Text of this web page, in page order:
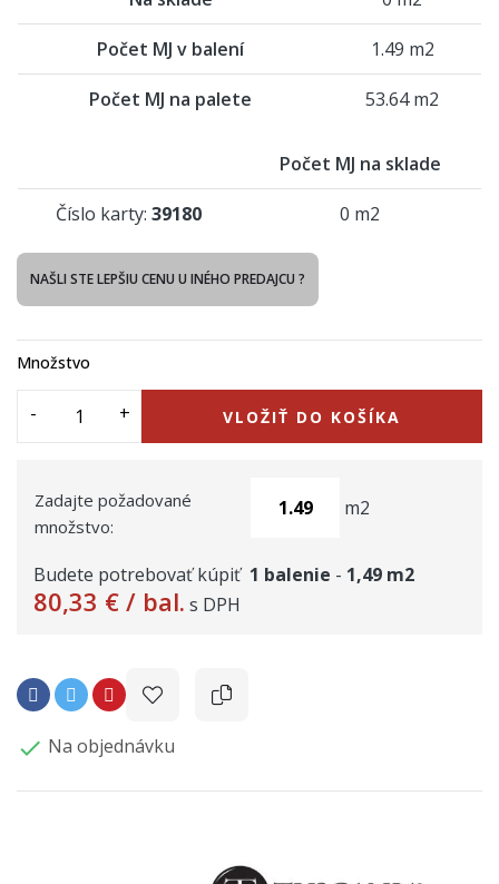
Počet MJ v balení 1.49 m2
Počet MJ na palete 53.64 m2
Počet MJ na sklade
Číslo karty: 39180 0 m2
NAŠLI STE LEPŠIU CENU U INÉHO PREDAJCU ?
Množstvo
VLOŽIŤ DO KOŠÍKA
Zadajte požadované
množstvo:
m2
Budete potrebovať kúpiť 1 balenie - 1,49 m2
80,33 € / bal. s DPH
 Na objednávku